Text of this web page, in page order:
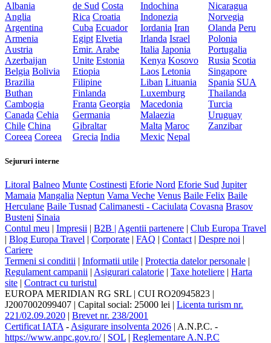
Albania
Anglia
Argentina
Armenia
Austria
Azerbaijan
Belgia Bolivia
Brazilia
Buthan
Cambogia
Canada Cehia
Chile China
Coreea Coreea
de Sud Costa
Rica Croatia
Cuba Ecuador
Egipt Elvetia
Emir. Arabe
Unite Estonia
Etiopia
Filipine
Finlanda
Franta Georgia
Germania
Gibraltar
Grecia India
Indochina
Indonezia
Iordania Iran
Irlanda Israel
Italia Japonia
Kenya Kosovo
Laos Letonia
Liban Lituania
Luxemburg
Macedonia
Malaezia
Malta Maroc
Mexic Nepal
Nicaragua
Norvegia
Olanda Peru
Polonia
Portugalia
Rusia Scotia
Singapore
Spania SUA
Thailanda
Turcia
Uruguay
Zanzibar
Sejururi interne
Litoral Balneo Munte Costinesti Eforie Nord Eforie Sud Jupiter
Mamaia Mangalia Neptun Vama Veche Venus Baile Felix Baile
Herculane Baile Tusnad Calimanesti - Caciulata Covasna Brasov
Busteni Sinaia
Contul meu | Impresii | B2B | Agentii partenere | Club Europa Travel
| Blog Europa Travel | Corporate | FAQ | Contact | Despre noi |
Cariere
Termeni si conditii | Informatii utile | Protectia datelor personale |
Regulament campanii | Asigurari calatorie | Taxe hoteliere | Harta
site | Contract cu turistul
EUROPA MERIDIAN RG SRL | CUI RO20945823 |
J2007002099407 | Capital social: 25000 lei | Licenta turism nr.
221/02.09.2020 | Brevet nr. 238/2001
Certificat IATA - Asigurare insolventa 2026 | A.N.P.C. -
https://www.anpc.gov.ro/| SOL | Reglementare A.N.P.C